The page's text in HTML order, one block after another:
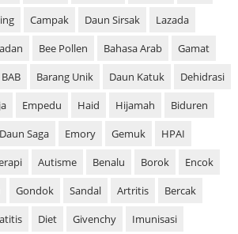
Campak Daun Sirsak
Lazada
Bee Pollen Bahasa Arab
Gamat
BAB Barang Unik Daun Katuk
Dehidrasi
Empedu Haid Hijamah
Biduren
Daun Saga Emory Gemuk
HPAI
Autisme Benalu Borok
Encok
Gondok Sandal Artritis
Bercak
Diet Givenchy Imunisasi